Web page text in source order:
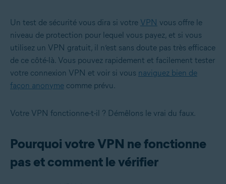
Un test de sécurité vous dira si votre VPN vous offre le
niveau de protection pour lequel vous payez, et si vous
utilisez un VPN gratuit, il n’est sans doute pas très efficace
de ce côté-là. Vous pouvez rapidement et facilement tester
votre connexion VPN et voir si vous naviguez bien de
façon anonyme comme prévu.
Votre VPN fonctionne-t-il ? Démêlons le vrai du faux.
Pourquoi votre VPN ne fonctionne
pas et comment le vérifier